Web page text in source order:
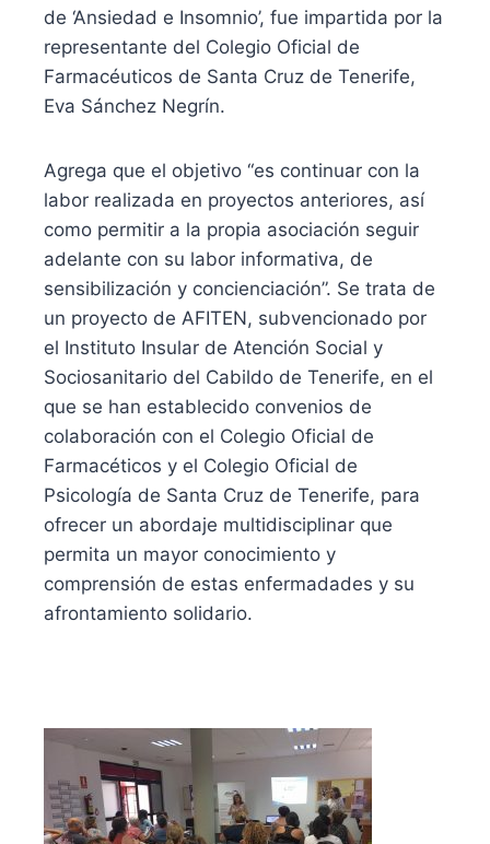
de ‘Ansiedad e Insomnio’, fue impartida por la
representante del Colegio Oficial de
Farmacéuticos de Santa Cruz de Tenerife,
Eva Sánchez Negrín.
Agrega que el objetivo “es continuar con la
labor realizada en proyectos anteriores, así
como permitir a la propia asociación seguir
adelante con su labor informativa, de
sensibilización y concienciación”. Se trata de
un proyecto de AFITEN, subvencionado por
el Instituto Insular de Atención Social y
Sociosanitario del Cabildo de Tenerife, en el
que se han establecido convenios de
colaboración con el Colegio Oficial de
Farmacéticos y el Colegio Oficial de
Psicología de Santa Cruz de Tenerife, para
ofrecer un abordaje multidisciplinar que
permita un mayor conocimiento y
comprensión de estas enfermadades y su
afrontamiento solidario.